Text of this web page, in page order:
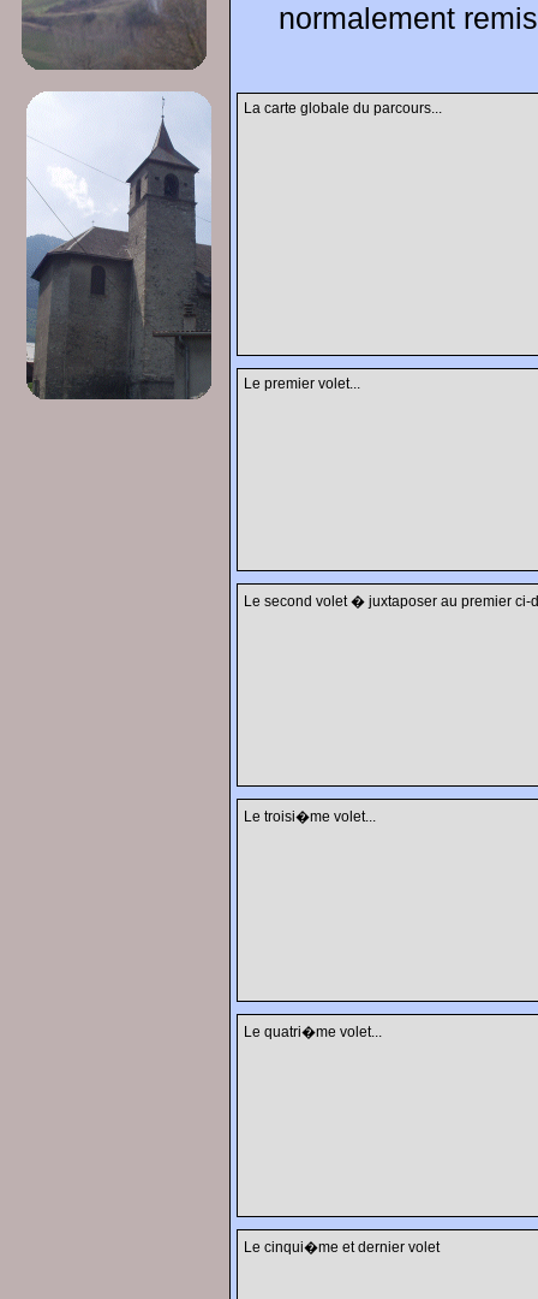
normalement
La carte globale du parcours...
Le premier volet...
Le second volet � juxtaposer au premier ci-
Le troisi�me volet...
Le quatri�me volet...
Le cinqui�me et dernier volet